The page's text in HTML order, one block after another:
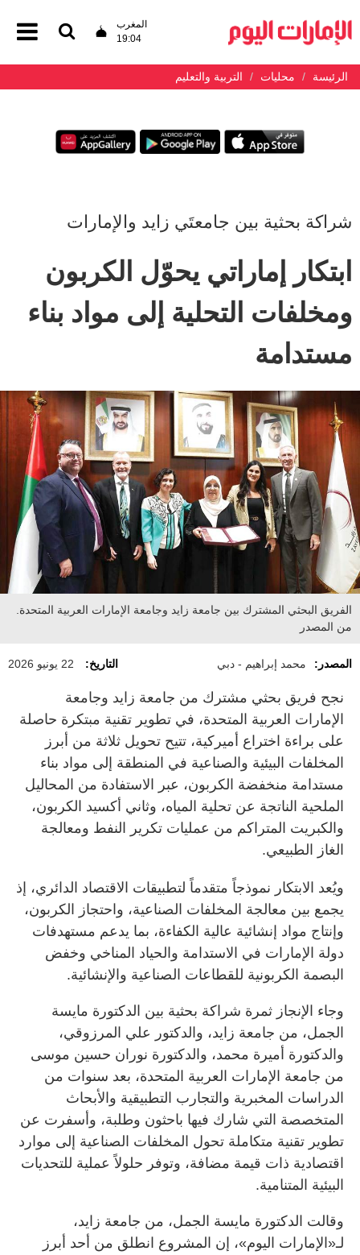
المغرب
19:04
الرئيسة محليات التربية والتعليم
شراكة بحثية بين جامعتَي زايد والإمارات
ابتكار إماراتي يحوّل الكربون
ومخلفات التحلية إلى مواد بناء
مستدامة
الفريق البحثي المشترك بين جامعة زايد وجامعة الإمارات العربية المتحدة.
من المصدر
المصدر: محمد إبراهيم - دبي التاريخ: 22 يونيو 2026
نجح فريق بحثي مشترك من جامعة زايد وجامعة
الإمارات العربية المتحدة، في تطوير تقنية مبتكرة حاصلة
على براءة اختراع أميركية، تتيح تحويل ثلاثة من أبرز
المخلفات البيئية والصناعية في المنطقة إلى مواد بناء
مستدامة منخفضة الكربون، عبر الاستفادة من المحاليل
الملحية الناتجة عن تحلية المياه، وثاني أكسيد الكربون،
والكبريت المتراكم من عمليات تكرير النفط ومعالجة
الغاز الطبيعي.
ويُعد الابتكار نموذجاً متقدماً لتطبيقات الاقتصاد الدائري، إذ
يجمع بين معالجة المخلفات الصناعية، واحتجاز الكربون،
وإنتاج مواد إنشائية عالية الكفاءة، بما يدعم مستهدفات
دولة الإمارات في الاستدامة والحياد المناخي وخفض
البصمة الكربونية للقطاعات الصناعية والإنشائية.
وجاء الإنجاز ثمرة شراكة بحثية بين الدكتورة مايسة
الجمل، من جامعة زايد، والدكتور علي المرزوقي،
والدكتورة أميرة محمد، والدكتورة نوران حسين موسى
من جامعة الإمارات العربية المتحدة، بعد سنوات من
الدراسات المخبرية والتجارب التطبيقية والأبحاث
المتخصصة التي شارك فيها باحثون وطلبة، وأسفرت عن
تطوير تقنية متكاملة تحول المخلفات الصناعية إلى موارد
اقتصادية ذات قيمة مضافة، وتوفر حلولاً عملية للتحديات
البيئية المتنامية.
وقالت الدكتورة مايسة الجمل، من جامعة زايد،
لـ«الإمارات اليوم»، إن المشروع انطلق من أحد أبرز